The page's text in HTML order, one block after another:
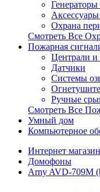
Генераторы
Охрана
Смотреть Все
Пожарная
Централи и
Датчики
Системы
Ручные
Смотреть Все
Умный дом
Компьютерное
Интернет
Домофоны
Arny AVD-709M